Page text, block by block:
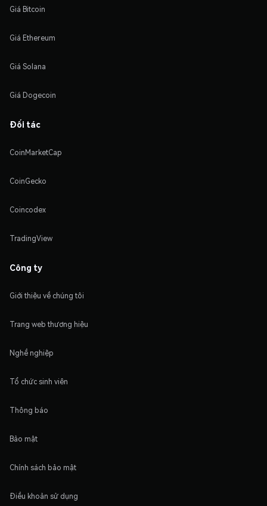
Giá Bitcoin
Giá Ethereum
Giá Solana
Giá Dogecoin
Đối tác
CoinMarketCap
CoinGecko
Coincodex
TradingView
Công ty
Giới thiệu về chúng tôi
Trang web thương hiệu
Nghề nghiệp
Tổ chức sinh viên
Thông báo
Bảo mật
Chính sách bảo mật
Điều khoản sử dụng